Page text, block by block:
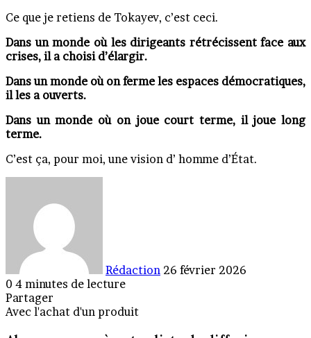
Ce que je retiens de Tokayev, c’est ceci.
Dans un monde où les dirigeants rétrécissent face aux
crises, il a choisi d’élargir.
Dans un monde où on ferme les espaces démocratiques,
il les a ouverts.
Dans un monde où on joue court terme, il joue long
terme.
C’est ça, pour moi, une vision d’ homme d’État.
Rédaction 26 février 2026
0 4 minutes de lecture
Partager
Facebook
X
Linkedin
Messenger
Messenger
WhatsApp
Telegram
Partager
Imprimer
Avec l'achat d'un produit